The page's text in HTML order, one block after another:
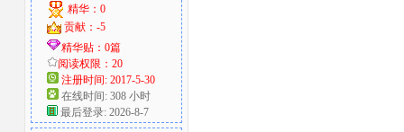
精华：0
贡献：-5
精华贴：0篇
阅读权限：20
注册时间: 2017-5-30
在线时间: 308 小时
最后登录: 2026-8-7